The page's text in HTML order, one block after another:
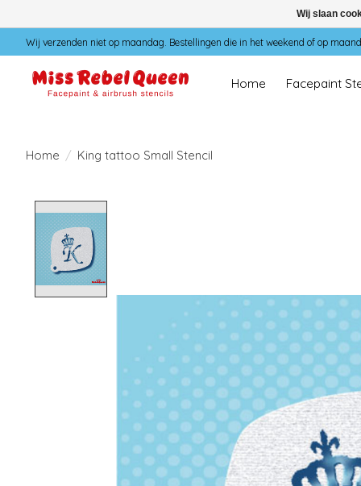
Wij verzenden niet op maandag. Bestellingen die in het weekend of op
Home Facepaint
Home / King tattoo Small Stencil
Wij slaan